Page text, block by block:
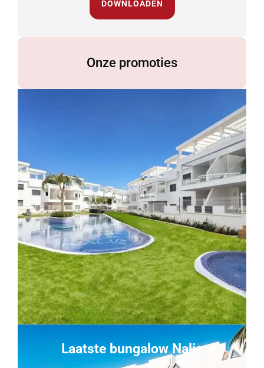
DOWNLOADEN
Onze promoties
Laatste bungalow Nalia